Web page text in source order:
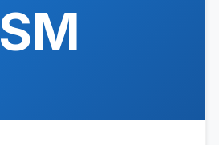
SM